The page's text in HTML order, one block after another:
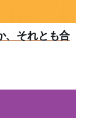
、それとも合